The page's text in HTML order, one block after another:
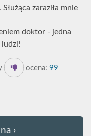
zaraziła mnie
doktor - jedna
ocena: 99
›